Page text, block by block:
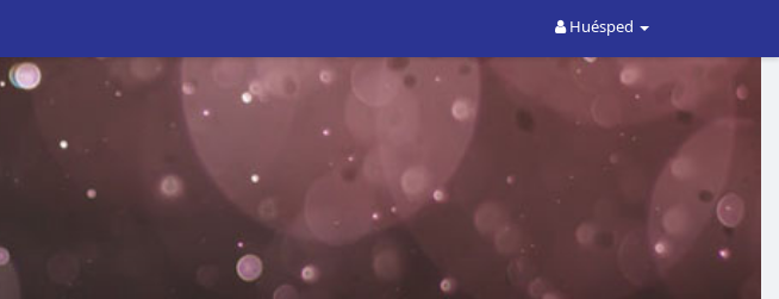
Huésped